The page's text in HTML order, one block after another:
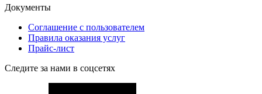
Документы
Соглашение с пользователем
Правила оказания услуг
Прайс-лист
Следите за нами в соцсетях